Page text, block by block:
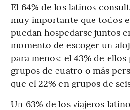
El 64% de los latinos
muy importante que todos
puedan hospedarse juntos
momento de escoger un
para menos: el 43% de ellos
grupos de cuatro o más
que el 22% en grupos de
Un 63% de los viajeros